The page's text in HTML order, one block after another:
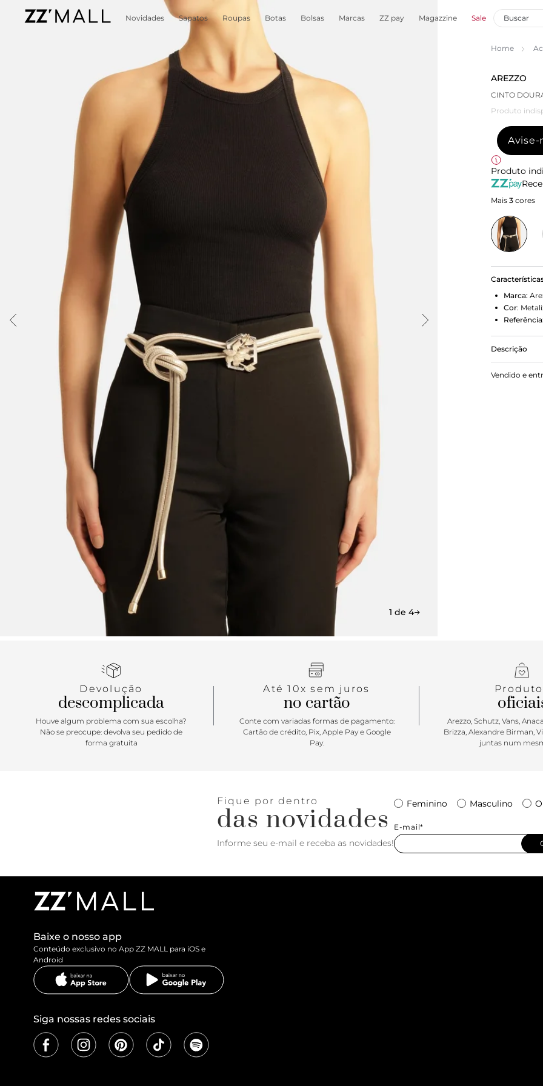
Novidades Sapatos Roupas Botas Bolsas Marcas ZZ pay Magazzine Sale
1 de 4
Home
AREZZO
CINTO
Produto
Avise-
Produto
Mais 3 cores
Marca:
Cor:
Referência:
Descrição
Cinto
uso na
Vendido e
Devolução
descomplicada
Houve algum problema com sua escolha?
Não se preocupe: devolva seu pedido de
forma gratuita
Até 10x sem juros
no cartão
Conte com variadas formas de pagamento:
Cartão de crédito, Pix, Apple Pay e Google
Pay.
Arezzo, Schutz, Vans,
Brizza, Alexandre Birman,
juntas num
Fique por dentro
das novidades
Informe seu e-mail e receba as novidades!
Feminino Masculino
E-mail*
Baixe o nosso app
Conteúdo exclusivo no App ZZ MALL para iOS e
Android
Siga nossas redes sociais